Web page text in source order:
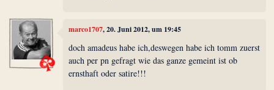
marco1707, 20. Juni 2012, um 19:45
doch amadeus habe ich,deswegen habe ich tomm zuerst
auch per pn gefragt wie das ganze gemeint ist ob
ernsthaft oder satire!!!